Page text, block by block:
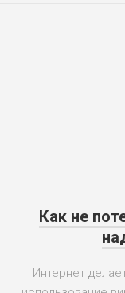
Как не
Интернет